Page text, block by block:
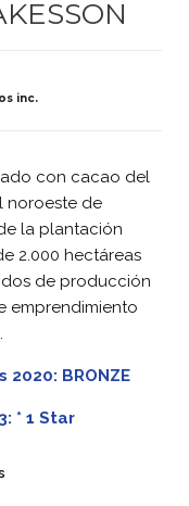
inc.
con cacao del
noroeste de
la plantación
2.000 hectáreas
de producción
emprendimiento
BRONZE
* 1 Star